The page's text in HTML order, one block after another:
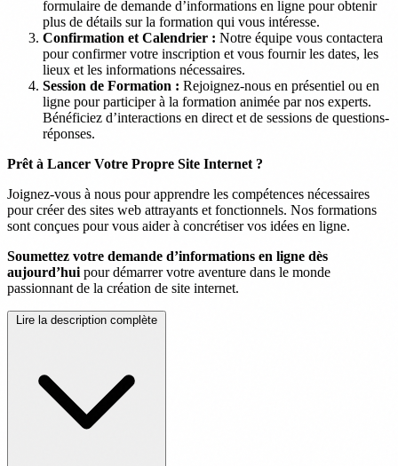
formulaire de demande d’informations en ligne pour obtenir
plus de détails sur la formation qui vous intéresse.
Confirmation et Calendrier : Notre équipe vous contactera
pour confirmer votre inscription et vous fournir les dates, les
lieux et les informations nécessaires.
Session de Formation : Rejoignez-nous en présentiel ou en
ligne pour participer à la formation animée par nos experts.
Bénéficiez d’interactions en direct et de sessions de questions-
réponses.
Prêt à Lancer Votre Propre Site Internet ?
Joignez-vous à nous pour apprendre les compétences nécessaires
pour créer des sites web attrayants et fonctionnels. Nos formations
sont conçues pour vous aider à concrétiser vos idées en ligne.
Soumettez votre demande d’informations en ligne dès
aujourd’hui pour démarrer votre aventure dans le monde
passionnant de la création de site internet.
Lire la description complète